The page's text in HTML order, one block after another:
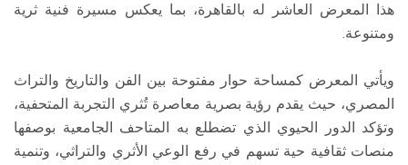
هذا المعرض العاشر له بالقاهرة، بما يعكس مسيرة فنية ثرية
ومتنوعة.
ويأتي المعرض كمساحة حوار مفتوحة بين الفن والتاريخ والتراث
المصري، حيث يقدم رؤية بصرية معاصرة تُثري التجربة المتحفية،
وتؤكد الدور الحيوي الذي تضطلع به المتاحف الجامعية بوصفها
منصات ثقافية حية تسهم في رفع الوعي الأثري والتراثي، وتنمية